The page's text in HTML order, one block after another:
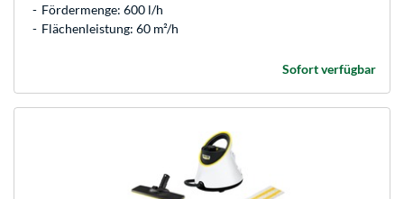
Fördermenge: 600 l/h
Flächenleistung: 60 m²/h
Sofort verfügbar